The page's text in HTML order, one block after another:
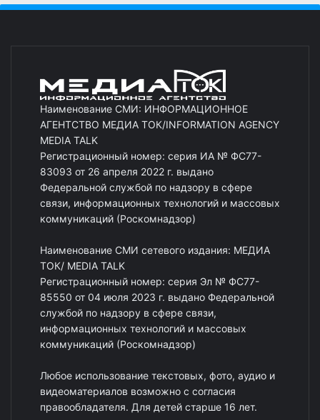
Наименование СМИ: ИНФОРМАЦИОННОЕ
АГЕНТСТВО МЕДИА ТОК/INFORMATION AGENCY
MEDIA TALK
Регистрационный номер: серия ИА № ФС77-
83093 от 26 апреля 2022 г. выдано
Федеральной службой по надзору в сфере
связи, информационных технологий и массовых
коммуникаций (Роскомнадзор)
Наименование СМИ сетевого издания: МЕДИА
ТОК/ MEDIA TALK
Регистрационный номер: серия Эл № ФС77-
85550 от 04 июля 2023 г. выдано Федеральной
службой по надзору в сфере связи,
информационных технологий и массовых
коммуникаций (Роскомнадзор)
Любое использование текстовых, фото, аудио и
видеоматериалов возможно с согласия
правообладателя. Для детей старше 16 лет.